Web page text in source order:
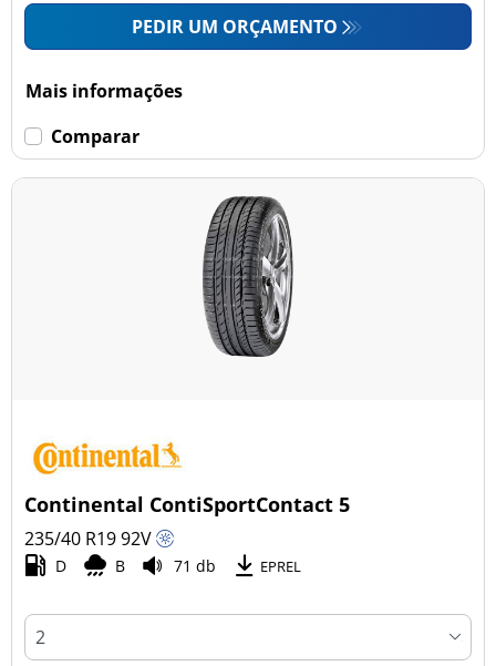
PEDIR UM ORÇAMENTO
Mais informações
Comparar
Continental ContiSportContact 5
235/40 R1992V
D B 71 db EPREL